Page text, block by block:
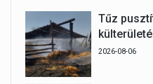
Tűz
2026-08-06